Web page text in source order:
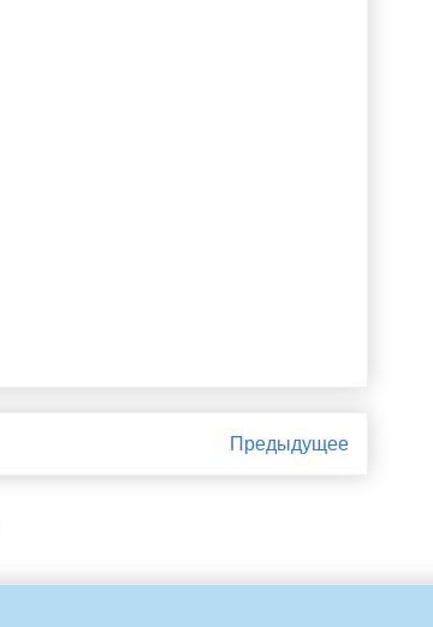
Предыдущее